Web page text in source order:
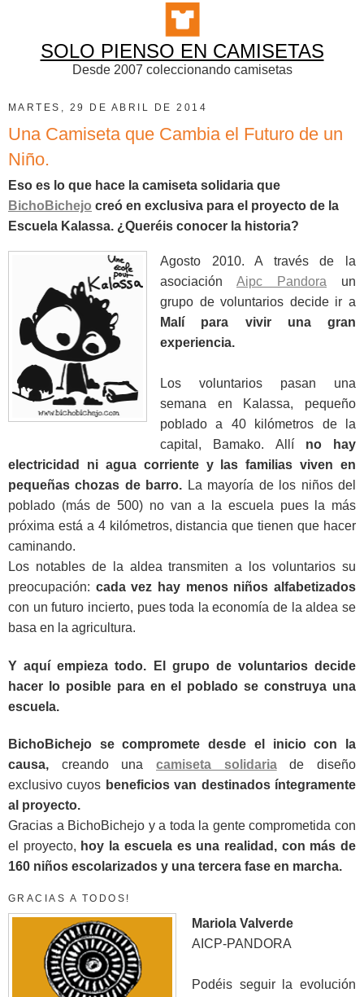
SOLO PIENSO EN CAMISETAS
Desde 2007 coleccionando camisetas
MARTES, 29 DE ABRIL DE 2014
Una Camiseta que Cambia el Futuro de un
Niño.
Eso es lo que hace la camiseta solidaria que
BichoBichejo creó en exclusiva para el proyecto de la
Escuela Kalassa. ¿Queréis conocer la historia?
Agosto 2010. A través de la
asociación Aipc Pandora un
grupo de voluntarios decide ir a
Malí para vivir una gran
experiencia.
Los voluntarios pasan una
semana en Kalassa, pequeño
poblado a 40 kilómetros de la
capital, Bamako. Allí no hay
electricidad ni agua corriente y las familias viven en
pequeñas chozas de barro. La mayoría de los niños del
poblado (más de 500) no van a la escuela pues la más
próxima está a 4 kilómetros, distancia que tienen que hacer
caminando.
Los notables de la aldea transmiten a los voluntarios su
preocupación: cada vez hay menos niños alfabetizados
con un futuro incierto, pues toda la economía de la aldea se
basa en la agricultura.
Y aquí empieza todo. El grupo de voluntarios decide
hacer lo posible para en el poblado se construya una
escuela.
BichoBichejo se compromete desde el inicio con la
causa, creando una camiseta solidariade diseño
exclusivo cuyos beneficios van destinados íntegramente
al proyecto.
Gracias a BichoBichejo y a toda la gente comprometida con
el proyecto, hoy la escuela es una realidad, con más de
160 niños escolarizados y una tercera fase en marcha.
GRACIAS A TODOS!
Mariola Valverde
AICP-PANDORA
Podéis seguir la evolución